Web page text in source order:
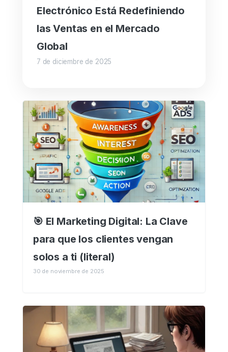
Electrónico Está Redefiniendo
las Ventas en el Mercado
Global
7 de diciembre de 2025
🎯 El Marketing Digital: La Clave
para que los clientes vengan
solos a ti (literal)
30 de noviembre de 2025